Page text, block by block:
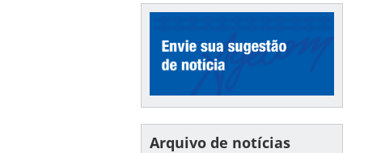
Arquivo de notícias